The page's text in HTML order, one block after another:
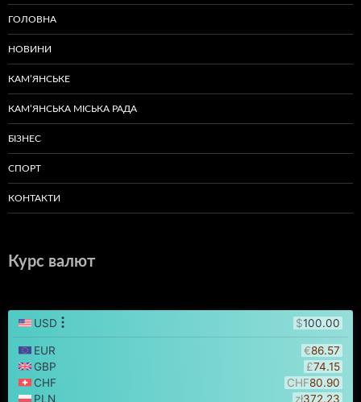
ГОЛОВНА
НОВИНИ
КАМ’ЯНСЬКЕ
КАМ’ЯНСЬКА МІСЬКА РАДА
БІЗНЕС
СПОРТ
КОНТАКТИ
Курс валют